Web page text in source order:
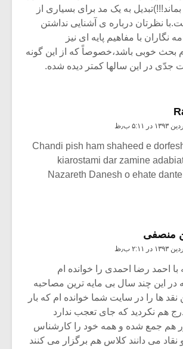
به یک مد برای بسیاری از
نظرتان درباره ی آشنایی نداشتن
نگاران با مفاهیم پایه ای نیز
بحث خوبی باشد،خصوصاً که از این گونه
جدّی در این سالها کمتر دیده شده.
Chandi pish ham shaheed e
kiarostami dar zamine
Nazareth Danesh o ehate
منصفی
با احمد رضا احمدی را خوانده ام
در این چند سال بی مایه ترین مصاحبه
ها را در سایت شما خوانده ام که بار
هم نکردید که جای تعجب ندارد
هم جمع شده و همه خود را کارشناس
می دانند کلاس هم برگزار می کنند